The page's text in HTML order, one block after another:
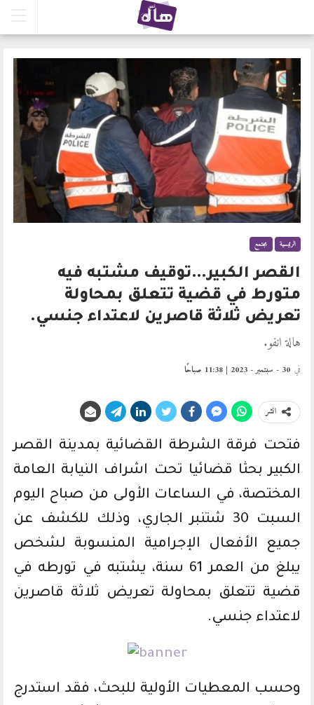
الرئيسية مجتمع
القصر الكبير…توقيف مشتبه فيه
متورط في قضية تتعلق بمحاولة
تعريض ثلاثة قاصرين لاعتداء جنسي.
هالة انفو.
في 30 - سبتمبر - 2023 | 11:38 صباحًا
انشر
فتحت فرقة الشرطة القضائية بمدينة القصر
الكبير بحثا قضائيا تحت اشراف النيابة العامة
المختصة، في الساعات الأولى من صباح اليوم
السبت 30 شتنبر الجاري، وذلك للكشف عن
جميع الأفعال الإجرامية المنسوبة لشخص
يبلغ من العمر 61 سنة، يشتبه في تورطه في
قضية تتعلق بمحاولة تعريض ثلاثة قاصرين
لاعتداء جنسي.
وحسب المعطيات الأولية للبحث، فقد استدرج